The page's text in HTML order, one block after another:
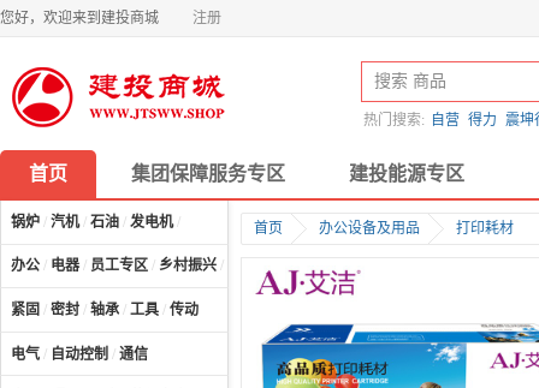
您好，欢迎来到建投商城 注册
热门搜索: 自营 得力 震坤
首页 集团保障服务专区 建投能源专区
锅炉 / 汽机/ 石油 / 发电机/
办公 / 电器 / 员工专区 / 乡村振兴 / 计算机及配件
紧固 / 密封 / 轴承 / 工具 / 传动
电气 / 自动控制 / 通信
首页 办公设备及用品 打印耗材